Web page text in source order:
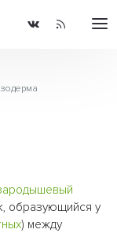
образующийся у
) между